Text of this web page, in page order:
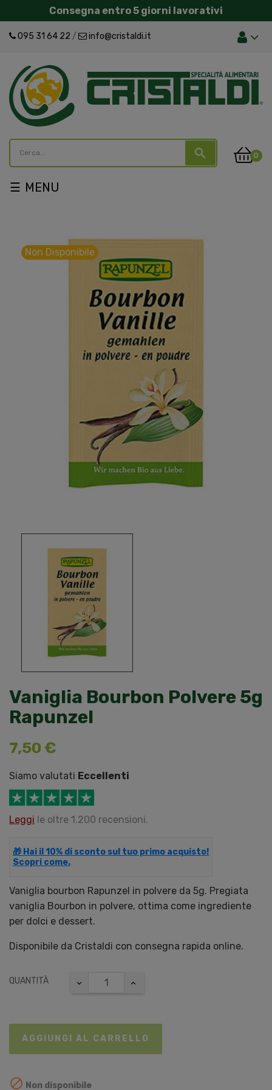
Consegna entro 5 giorni lavorativi
095 31 64 22 / info@cristaldi.it
search 0
navigazione
☰
Non Disponibile
Vaniglia Bourbon Polvere 5g
Rapunzel
7,50 €
Siamo valutati Eccellenti
Leggi le oltre 1.200 recensioni.
🎁 Hai il 10% di sconto sul tuo primo acquisto!
Scopri come.
Vaniglia bourbon Rapunzel in polvere da 5g. Pregiata
vaniglia Bourbon in polvere, ottima come ingrediente
per dolci e dessert.
Disponibile da Cristaldi con consegna rapida online.
QUANTITÀ
AGGIUNGI AL CARRELLO
 Non disponibile